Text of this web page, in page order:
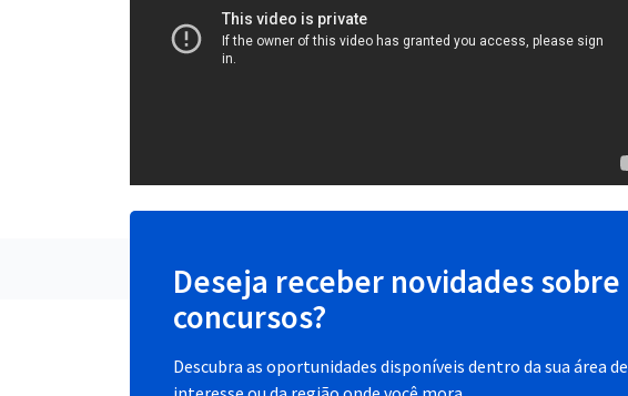
Deseja receber novidades sobre
concursos?
Descubra as oportunidades disponíveis dentro da sua área de